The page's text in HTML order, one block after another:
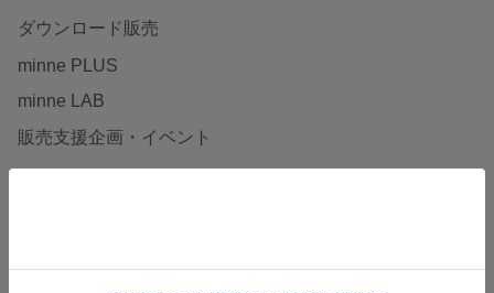
ダウンロード販売
minne PLUS
minne LAB
販売支援企画・イベント
minne学習帖